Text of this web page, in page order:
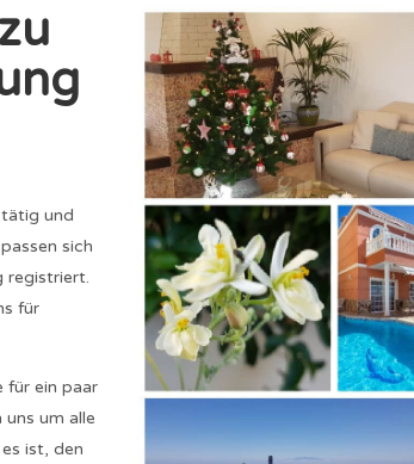
und
sich
registriert.
für
für ein paar
um alle
ist, den